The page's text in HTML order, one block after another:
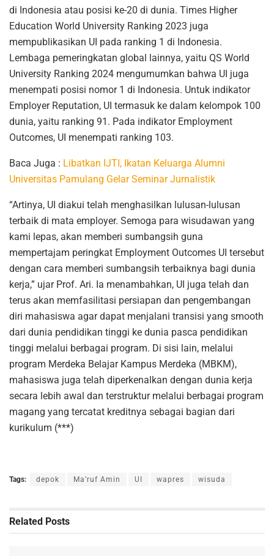
di Indonesia atau posisi ke-20 di dunia. Times Higher
Education World University Ranking 2023 juga
mempublikasikan UI pada ranking 1 di Indonesia.
Lembaga pemeringkatan global lainnya, yaitu QS World
University Ranking 2024 mengumumkan bahwa UI juga
menempati posisi nomor 1 di Indonesia. Untuk indikator
Employer Reputation, UI termasuk ke dalam kelompok 100
dunia, yaitu ranking 91. Pada indikator Employment
Outcomes, UI menempati ranking 103.
Baca Juga : Libatkan IJTI, Ikatan Keluarga Alumni
Universitas Pamulang Gelar Seminar Jurnalistik
“Artinya, UI diakui telah menghasilkan lulusan-lulusan
terbaik di mata employer. Semoga para wisudawan yang
kami lepas, akan memberi sumbangsih guna
mempertajam peringkat Employment Outcomes UI tersebut
dengan cara memberi sumbangsih terbaiknya bagi dunia
kerja,” ujar Prof. Ari. Ia menambahkan, UI juga telah dan
terus akan memfasilitasi persiapan dan pengembangan
diri mahasiswa agar dapat menjalani transisi yang smooth
dari dunia pendidikan tinggi ke dunia pasca pendidikan
tinggi melalui berbagai program. Di sisi lain, melalui
program Merdeka Belajar Kampus Merdeka (MBKM),
mahasiswa juga telah diperkenalkan dengan dunia kerja
secara lebih awal dan terstruktur melalui berbagai program
magang yang tercatat kreditnya sebagai bagian dari
kurikulum (***)
Tags: depok Ma’ruf Amin UI wapres wisuda
Related Posts